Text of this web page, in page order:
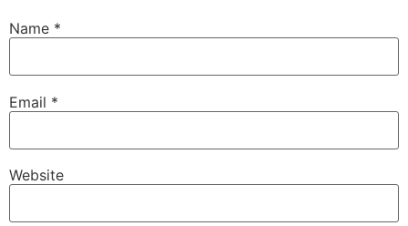
Name *
Email *
Website